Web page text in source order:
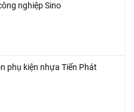
nghiệp Sino
phụ kiện nhựa Tiến Phát